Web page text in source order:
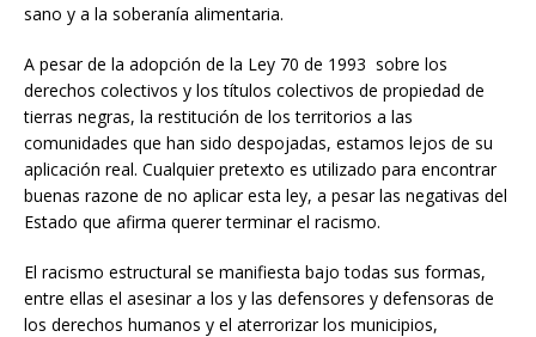
sano y a la soberanía alimentaria.
A pesar de la adopción de la Ley 70 de 1993 sobre los
derechos colectivos y los títulos colectivos de propiedad de
tierras negras, la restitución de los territorios a las
comunidades que han sido despojadas, estamos lejos de su
aplicación real. Cualquier pretexto es utilizado para encontrar
buenas razone de no aplicar esta ley, a pesar las negativas del
Estado que afirma querer terminar el racismo.
El racismo estructural se manifiesta bajo todas sus formas,
entre ellas el asesinar a los y las defensores y defensoras de
los derechos humanos y el aterrorizar los municipios,